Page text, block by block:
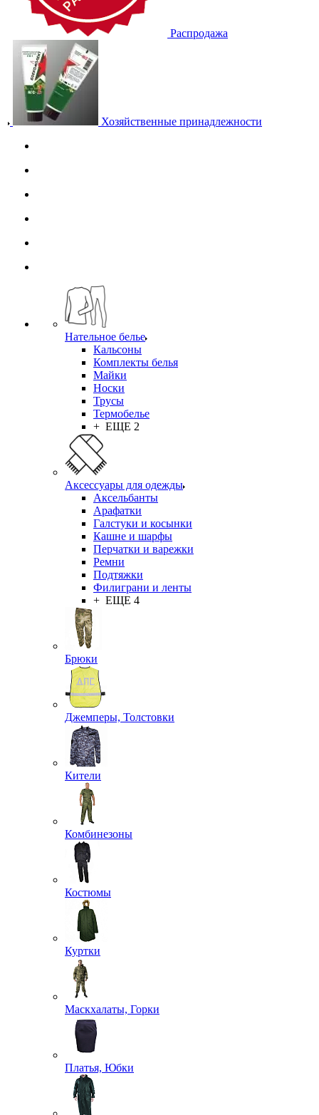
Распродажа
Хозяйственные принадлежности
Нательное белье
Кальсоны
Комплекты белья
Майки
Носки
Трусы
Термобелье
+ ЕЩЕ 2
Аксессуары для одежды
Аксельбанты
Арафатки
Галстуки и косынки
Кашне и шарфы
Перчатки и варежки
Ремни
Подтяжки
Филиграни и ленты
+ ЕЩЕ 4
Брюки
Джемперы, Толстовки
Кители
Комбинезоны
Костюмы
Куртки
Маскхалаты, Горки
Платья, Юбки